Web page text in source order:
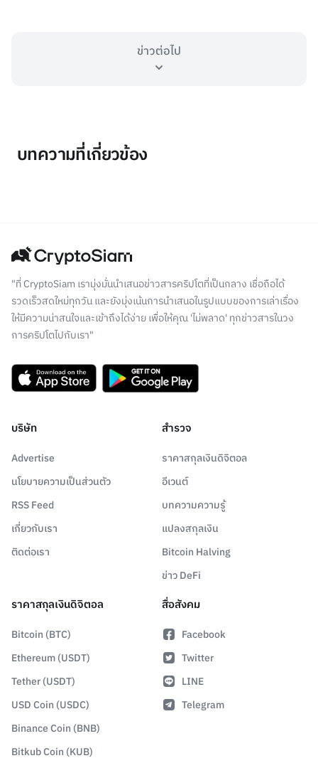
ข่าวต่อไป
บทความที่เกี่ยวข้อง
"ที่ CryptoSiam เรามุ่งมั่นนำเสนอข่าวสารคริปโตที่เป็นกลาง เชื่อถือได้
รวดเร็วสดใหม่ทุกวัน และยังมุ่งเน้นการนำเสนอในรูปแบบของการเล่าเรื่อง
ให้มีความน่าสนใจและเข้าถึงได้ง่าย เพื่อให้คุณ 'ไม่พลาด' ทุกข่าวสารในวง
การคริปโตไปกับเรา"
บริษัท
Advertise
นโยบายความเป็นส่วนตัว
RSS Feed
เกี่ยวกับเรา
ติดต่อเรา
สำรวจ
ราคาสกุลเงินดิจิตอล
อีเวนต์
บทความความรู้
แปลงสกุลเงิน
Bitcoin Halving
ข่าว DeFi
ราคาสกุลเงินดิจิตอล
Bitcoin (BTC)
Ethereum (USDT)
Tether (USDT)
USD Coin (USDC)
Binance Coin (BNB)
Bitkub Coin (KUB)
สื่อสังคม
Facebook
Twitter
LINE
Telegram